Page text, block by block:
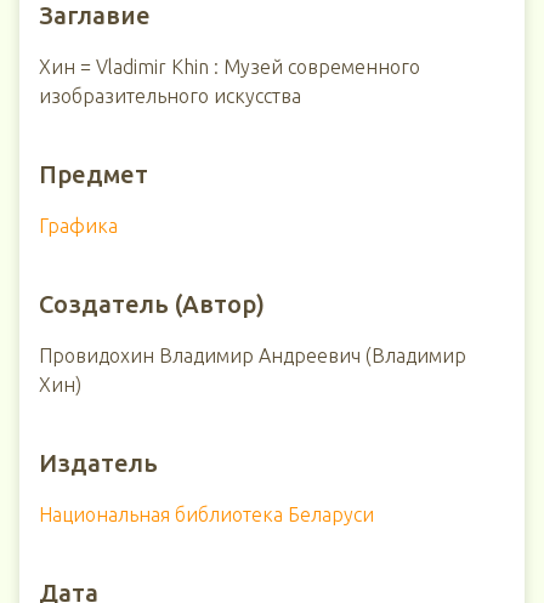
Заглавие
Хин = Vladimir Khin : Музей современного
изобразительного искусства
Предмет
Графика
Создатель (Автор)
Провидохин Владимир Андреевич (Владимир
Хин)
Издатель
Национальная библиотека Беларуси
Дата